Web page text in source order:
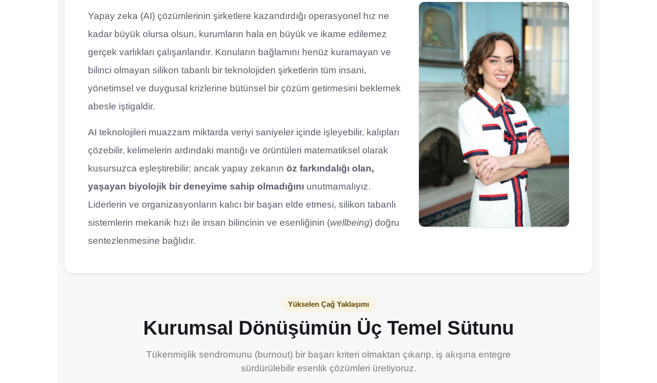
Yapay zeka (AI) çözümlerinin şirketlere kazandırdığı operasyonel hız ne
kadar büyük olursa olsun, kurumların hala en büyük ve ikame edilemez
gerçek varlıkları çalışanlarıdır. Konuların bağlamını henüz kuramayan ve
bilinci olmayan silikon tabanlı bir teknolojiden şirketlerin tüm insani,
yönetimsel ve duygusal krizlerine bütünsel bir çözüm getirmesini beklemek
abesle iştigaldir.
AI teknolojileri muazzam miktarda veriyi saniyeler içinde işleyebilir, kalıpları
çözebilir, kelimelerin ardındaki mantığı ve örüntüleri matematiksel olarak
kusursuzca eşleştirebilir; ancak yapay zekanın öz farkındalığı olan,
yaşayan biyolojik bir deneyime sahip olmadığını unutmamalıyız.
Liderlerin ve organizasyonların kalıcı bir başarı elde etmesi, silikon tabanlı
sistemlerin mekanik hızı ile insan bilincinin ve esenliğinin (wellbeing) doğru
sentezlenmesine bağlıdır.
Yükselen Çağ Yaklaşımı
Kurumsal Dönüşümün Üç Temel Sütunu
Tükenmişlik sendromunu (burnout) bir başarı kriteri olmaktan çıkarıp, iş akışına entegre
sürdürülebilir esenlik çözümleri üretiyoruz.